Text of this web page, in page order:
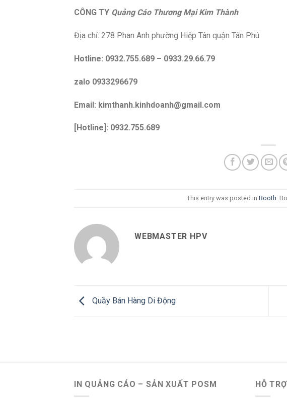
CÔNG TY Quảng Cáo Thương Mại Kim Thành
Địa chỉ: 278 Phan Anh phường Hiệp Tân quận Tân Phú
Hotline: 0932.755.689 – 0933.29.66.79
zalo 0933296679
Email: kimthanh.kinhdoanh@gmail.com
[Hotline]: 0932.755.689
This entry was posted in Booth .
WEBMASTER HPV
Quầy Bán Hàng Di Động
IN QUẢNG CÁO – SẢN XUẤT POSM HỖ TRỢ